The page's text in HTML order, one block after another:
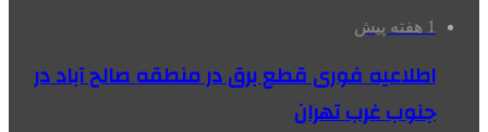
1 هفته پیش
اطلاعیه فوری قطع برق در منطقه صالح آباد در
جنوب غرب تهران